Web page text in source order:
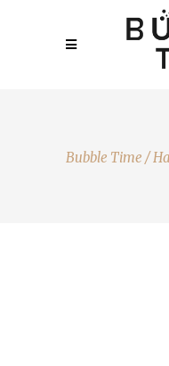
Bubble Time /